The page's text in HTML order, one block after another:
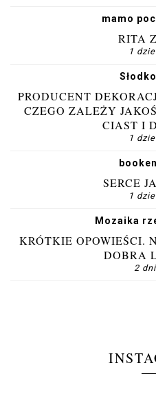
mamo
RITA
1
PRODUCENT
CZEGO ZALEŻY
CIAST I
1
SERCE
1
Mozaika
KRÓTKIE OPOWIEŚCI.
DOBRA
2